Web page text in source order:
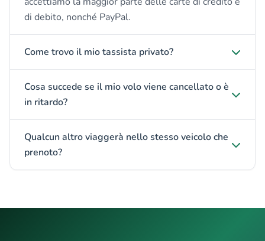
di debito, nonché PayPal.
Come trovo il mio tassista privato?
Cosa succede se il mio volo viene cancellato o è
in ritardo?
Qualcun altro viaggerà nello stesso veicolo che
prenoto?